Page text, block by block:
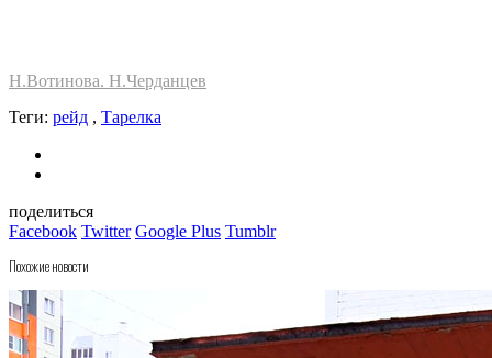
Н.Вотинова. Н.Черданцев
Теги: рейд , Тарелка
поделиться
Facebook Twitter Google Plus Tumblr
Похожие новости